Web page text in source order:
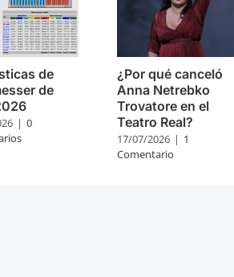
de
de
| 0
¿Por qué canceló
Anna Netrebko
Trovatore en el
Teatro Real?
17/07/2026 | 1
Comentario